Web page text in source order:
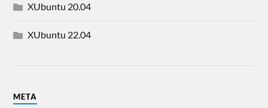
XUbuntu 20.04
XUbuntu 22.04
META